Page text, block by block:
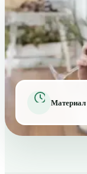
Материал